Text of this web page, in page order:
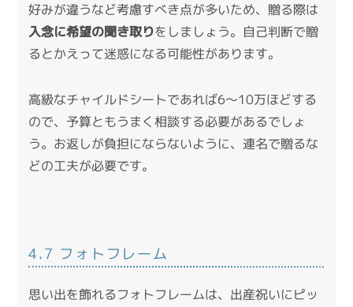
好みが違うなど考慮すべき点が多いため、贈る際は
入念に希望の聞き取りをしましょう。自己判断で贈
るとかえって迷惑になる可能性があります。
高級なチャイルドシートであれば6～10万ほどする
ので、予算ともうまく相談する必要があるでしょ
う。お返しが負担にならないように、連名で贈るな
どの工夫が必要です。
4.7 フォトフレーム
思い出を飾れるフォトフレームは、出産祝いにピッ